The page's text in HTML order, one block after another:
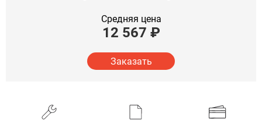
Средняя цена
12 567 ₽
Заказать